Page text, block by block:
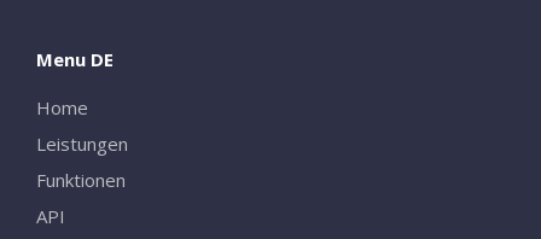
Menu DE
Home
Leistungen
Funktionen
API